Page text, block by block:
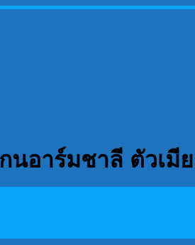
นอาร์มชาลี ตัวเมี